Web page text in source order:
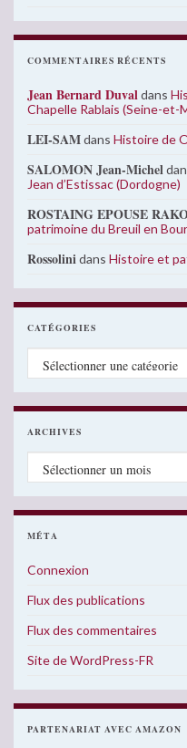
COMMENTAIRES RÉCENTS
Jean Bernard Duvaldans
Chapelle Rablais (Seine-et-
LEI-SAMdans Histoire de
SALOMON Jean-Michel
Jean d’Estissac (Dordogne)
ROSTAING EPOUSE
patrimoine du Breuil en
Rossolinidans Histoire et
CATÉGORIES
Catégories
ARCHIVES
Archives
MÉTA
Connexion
Flux des publications
Flux des commentaires
Site de WordPress-FR
PARTENARIAT AVEC AMAZON